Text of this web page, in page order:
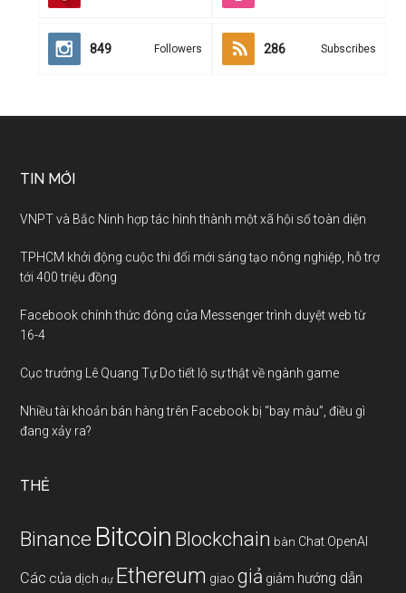
849 Followers 286 Subscribes
TIN MỚI
VNPT và Bắc Ninh hợp tác hình thành một xã hội số toàn diện
TPHCM khởi động cuộc thi đổi mới sáng tạo nông nghiệp, hỗ trợ
tới 400 triệu đồng
Facebook chính thức đóng cửa Messenger trình duyệt web từ
16-4
Cục trưởng Lê Quang Tự Do tiết lộ sự thật về ngành game
Nhiều tài khoản bán hàng trên Facebook bị “bay màu”, điều gì
đang xảy ra?
THẺ
Binance Bitcoin Blockchain bàn Chat OpenAI
Các của dịch dự Ethereum giao giả giảm hướng dẫn